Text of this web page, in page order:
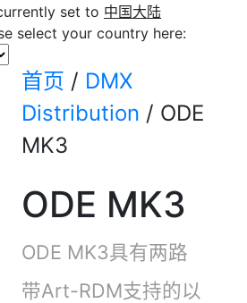
set to 中国大陆
select your country here:
首页 / DMX
Distribution / ODE
MK3
ODE MK3
ODE MK3具有两路
带Art-RDM支持的以